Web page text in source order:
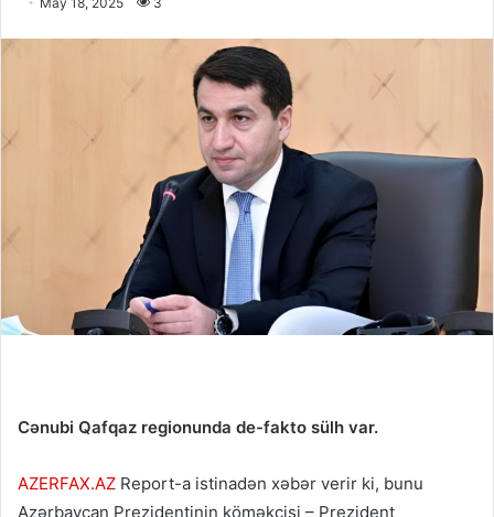
Cənubi Qafqaz regionunda de-fakto sülh var.
AZERFAX.AZ Report-a istinadən xəbər verir ki, bunu
Azərbaycan Prezidentinin köməkçisi – Prezident